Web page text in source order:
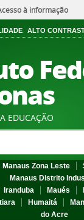
à informação
ALTO
EDUCAÇÃO
Manaus Zona Leste
Manaus Distrito
Iranduba Maués
Humaitá
do Acre